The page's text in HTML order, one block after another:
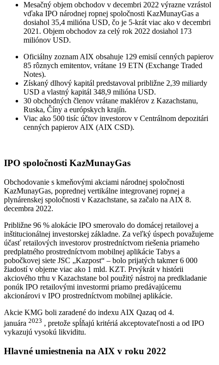
Mesačný objem obchodov v decembri 2022 výrazne vzrástol
vďaka IPO národnej ropnej spoločnosti KazMunayGas a
dosiahol 35,4 milióna USD, čo je 5-krát viac ako v decembri
2021. Objem obchodov za celý rok 2022 dosiahol 173
miliónov USD.
Oficiálny zoznam AIX obsahuje 129 emisií cenných papierov
85 rôznych emitentov, vrátane 19 ETN (Exchange Traded
Notes).
Získaný dlhový kapitál predstavoval približne 2,39 miliardy
USD a vlastný kapitál 348,9 milióna USD.
30 obchodných členov vrátane maklérov z Kazachstanu,
Ruska, Číny a európskych krajín.
Viac ako 500 tisíc účtov investorov v Centrálnom depozitári
cenných papierov AIX (AIX CSD).
IPO spoločnosti KazMunayGas
Obchodovanie s kmeňovými akciami národnej spoločnosti
KazMunayGas, poprednej vertikálne integrovanej ropnej a
plynárenskej spoločnosti v Kazachstane, sa začalo na AIX 8.
decembra 2022.
Približne 96 % alokácie IPO smerovalo do domácej retailovej a
inštitucionálnej investorskej základne. Za veľký úspech považujeme
účasť retailových investorov prostredníctvom riešenia priameho
predplatného prostredníctvom mobilnej aplikácie Tabys a
pobočkovej siete JSC „Kazpost“ – bolo prijatých takmer 6 000
žiadostí v objeme viac ako 1 mld. KZT. Prvýkrát v histórii
akciového trhu v Kazachstane bol použitý nástroj na predkladanie
ponúk IPO retailovými investormi priamo predávajúcemu
akcionárovi v IPO prostredníctvom mobilnej aplikácie.
Akcie KMG boli zaradené do indexu AIX Qazaq od 4.
januára 2023 , pretože spĺňajú kritériá akceptovateľnosti a od IPO
vykazujú vysokú likviditu.
Hlavné umiestnenia na AIX v roku 2022